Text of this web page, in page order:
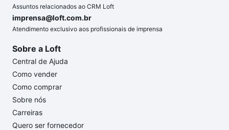
Assuntos relacionados ao CRM Loft
imprensa@loft.com.br
Atendimento exclusivo aos profissionais de imprensa
Sobre a Loft
Central de Ajuda
Como vender
Como comprar
Sobre nós
Carreiras
Quero ser fornecedor